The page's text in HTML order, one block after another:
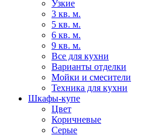
Узкие
3 кв. м.
5 кв. м.
6 кв. м.
9 кв. м.
Все для кухни
Варианты отделки
Мойки и смесители
Техника для кухни
Шкафы-купе
Цвет
Коричневые
Серые